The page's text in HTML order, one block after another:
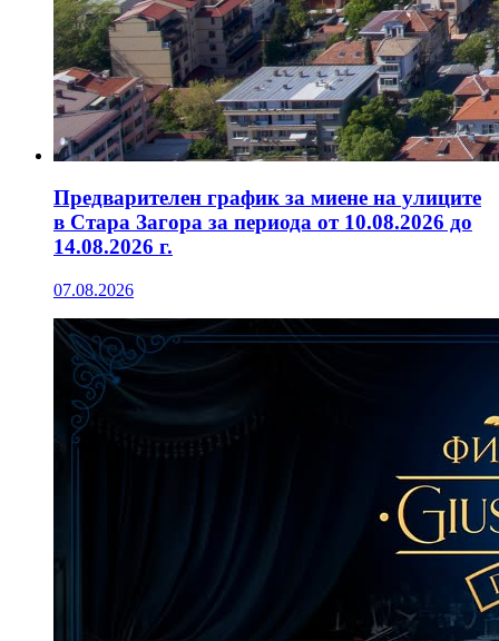
Предварителен график за миене на улиците
в Стара Загора за периода от 10.08.2026 до
14.08.2026 г.
07.08.2026